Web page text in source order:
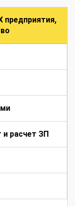
предприятия,
и расчет ЗП